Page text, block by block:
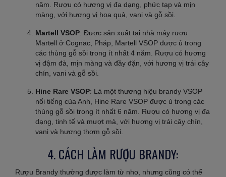
năm. Rượu có hương vị đa dạng, phức tạp và mịn
màng, với hương vị hoa quả, vani và gỗ sồi.
Martell VSOP: Được sản xuất tại nhà máy rượu
Martell ở Cognac, Pháp, Martell VSOP được ủ trong
các thùng gỗ sồi trong ít nhất 4 năm. Rượu có hương
vị đậm đà, mịn màng và đầy đặn, với hương vị trái cây
chín, vani và gỗ sồi.
Hine Rare VSOP: Là một thương hiệu brandy VSOP
nổi tiếng của Anh, Hine Rare VSOP được ủ trong các
thùng gỗ sồi trong ít nhất 6 năm. Rượu có hương vị đa
dạng, tinh tế và mượt mà, với hương vị trái cây chín,
vani và hương thơm gỗ sồi.
4. CÁCH LÀM RƯỢU BRANDY:
Rượu Brandy thường được làm từ nho, nhưng cũng có thể